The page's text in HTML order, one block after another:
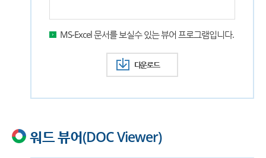
MS-Excel 문서를 보실수 있는 뷰어 프로그램입니다.
다운로드
워드 뷰어(DOC Viewer)